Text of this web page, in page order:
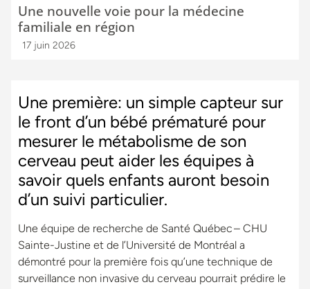
Une nouvelle voie pour la médecine
familiale en région
17 juin 2026
Une première: un simple capteur sur
le front d’un bébé prématuré pour
mesurer le métabolisme de son
cerveau peut aider les équipes à
savoir quels enfants auront besoin
d’un suivi particulier.
Une équipe de recherche de Santé Québec – CHU
Sainte-Justine et de l’Université de Montréal a
démontré pour la première fois qu’une technique de
surveillance non invasive du cerveau pourrait prédire le